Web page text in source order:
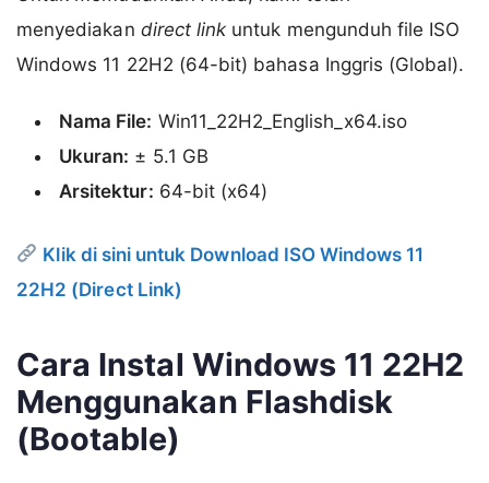
menyediakan direct link untuk mengunduh file ISO
Windows 11 22H2 (64-bit) bahasa Inggris (Global).
Nama File: Win11_22H2_English_x64.iso
Ukuran: ± 5.1 GB
Arsitektur: 64-bit (x64)
Klik di sini untuk Download ISO Windows 11
22H2 (Direct Link)
Cara Instal Windows 11 22H2
Menggunakan Flashdisk
(Bootable)